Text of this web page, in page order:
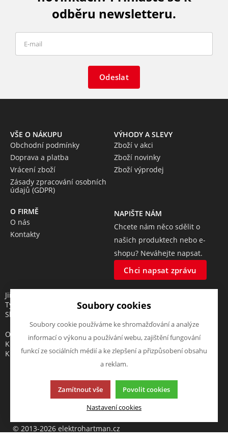
odběru newsletteru.
Odeslat
VŠE O NÁKUPU
Obchodní podmínky
Doprava a platba
Vrácení zboží
Zásady zpracování osobních
údajů (GDPR)
VÝHODY A SLEVY
Zboží v akci
Zboží novinky
Zboží výprodej
O FIRMĚ
O nás
Kontakty
NAPIŠTE NÁM
Chcete nám něco sdělit o
našich produktech nebo e-
shopu? Neváhejte napsat.
Chci napsat zprávu
Jiří Hartman
Tyršova 143, 552 03 Česká
Skalice, CZ
Obchodní rejstřík vedený u
Krajského soudu v Hradci
Králové, oddíl A, vložka 18553
Tato stránka používá soubory cookies. Klikněte pro více
© 2013-2026 elektrohartman.cz
Soubory cookies
Soubory cookie používáme ke shromažďování a analýze
informací o výkonu a používání webu, zajištění fungování
funkcí ze sociálních médií a ke zlepšení a přizpůsobení obsahu
a reklam.
Zamítnout vše Povolit cookies
Nastavení cookies